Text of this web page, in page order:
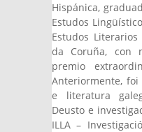
Hispánica,
Estudos
Estudos
da Coruña, con
premio
Anteriormente,
e literatura
Deusto e
ILLA –